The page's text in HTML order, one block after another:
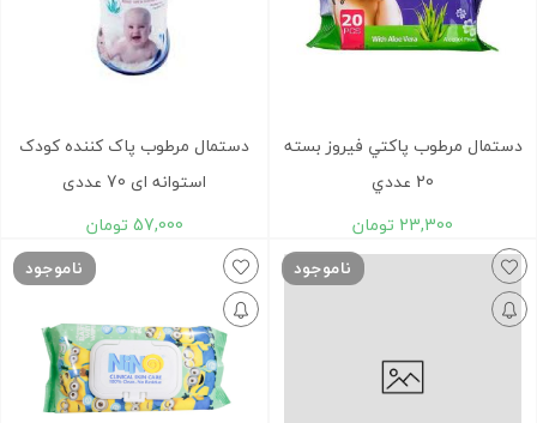
دستمال مرطوب پاکتي فيروز بسته
20 عددي
23,300 تومان
دستمال مرطوب پاک کننده کودک
استوانه ای 70 عددی
57,000 تومان
ناموجود ناموجود